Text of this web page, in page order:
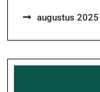
augustus 2025